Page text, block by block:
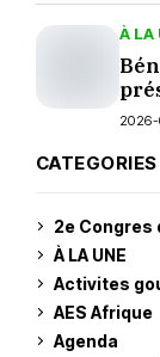
À LA
CATEGORIES
2e Congres
À LA UNE
Activites
AES Afrique
Agenda